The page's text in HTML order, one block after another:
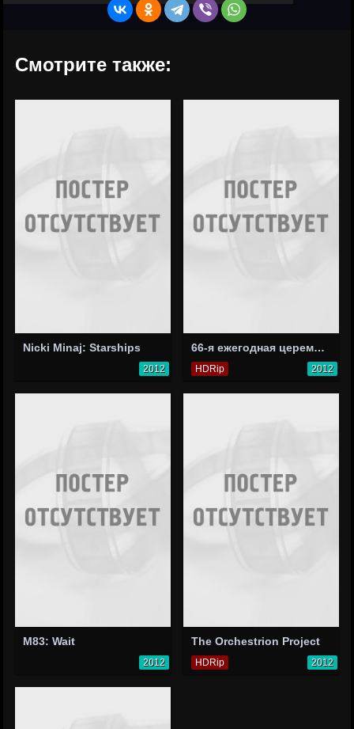
Смотрите также:
Nicki Minaj: Starships
2012
66-я ежегодная церемония вручения премии «Тони»
HDRip 2012
M83: Wait
2012
The Orchestrion Project
HDRip 2012